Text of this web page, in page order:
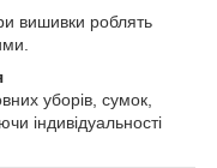
вишивки роблять
уборів, сумок,
індивідуальності